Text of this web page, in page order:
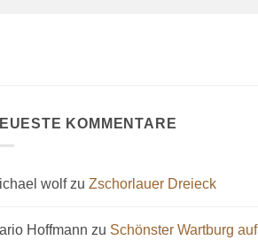
KOMMENTARE
wolfzu Zschorlauer Dreieck
Hoffmann zu Schönster Wartburg auf